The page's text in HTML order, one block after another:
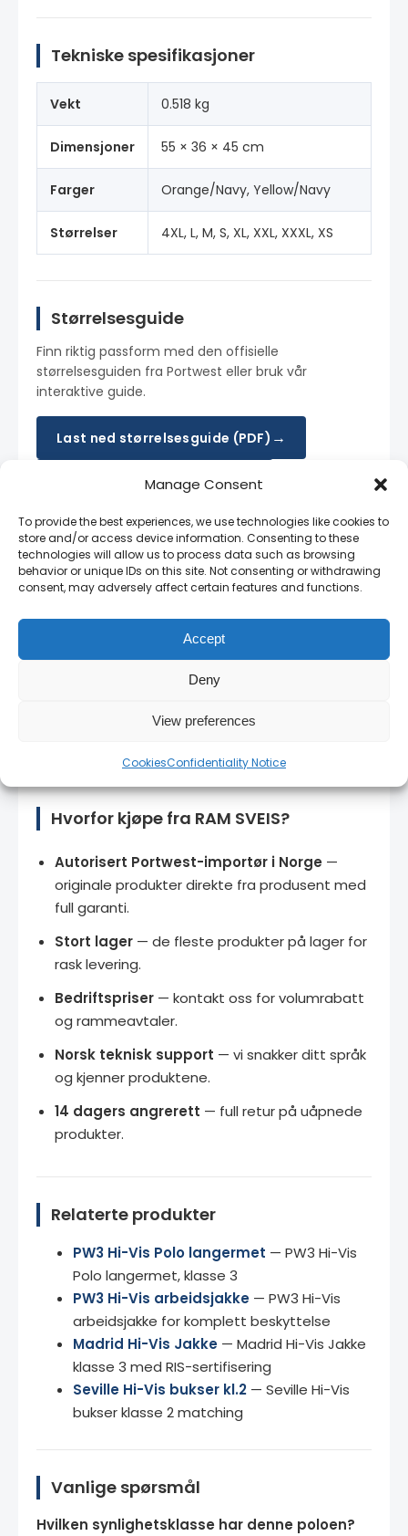
Manage Consent
To provide the best experiences, we use technologies like cookies to
store and/or access device information. Consenting to these
technologies will allow us to process data such as browsing
behavior or unique IDs on this site. Not consenting or withdrawing
consent, may adversely affect certain features and functions.
Accept
Deny
View preferences
CookiesConfidentiality Notice
Tekniske spesifikasjoner
Vekt 0.518 kg
Dimensjoner 55 × 36 × 45 cm
Farger Orange/Navy, Yellow/Navy
Størrelser 4XL, L, M, S, XL, XXL, XXXL, XS
Størrelsesguide
Finn riktig passform med den offisielle
størrelsesguiden fra Portwest eller bruk vår
interaktive guide.
Last ned størrelsesguide (PDF) →
Interaktiv størrelsesguide→
Produktdokumentasjon
Nyttige dokumenter for faglig bruk, merking og
tilpasning av verneklær:
logoplassering på høy-
Hvorfor kjøpe fra RAM SVEIS?
Autorisert Portwest-importør i Norge —
originale produkter direkte fra produsent med
full garanti.
Stort lager — de fleste produkter på lager for
rask levering.
Bedriftspriser — kontakt oss for volumrabatt
og rammeavtaler.
Norsk teknisk support — vi snakker ditt språk
og kjenner produktene.
14 dagers angrerett — full retur på uåpnede
produkter.
Relaterte produkter
PW3 Hi-Vis Polo langermet — PW3 Hi-Vis
Polo langermet, klasse 3
PW3 Hi-Vis arbeidsjakke — PW3 Hi-Vis
arbeidsjakke for komplett beskyttelse
Madrid Hi-Vis Jakke — Madrid Hi-Vis Jakke
klasse 3 med RIS-sertifisering
Seville Hi-Vis bukser kl.2 — Seville Hi-Vis
bukser klasse 2 matching
Vanlige spørsmål
Hvilken synlighetsklasse har denne poloen?